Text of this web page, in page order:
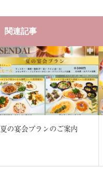
関連記事
夏の宴会プランのご案内